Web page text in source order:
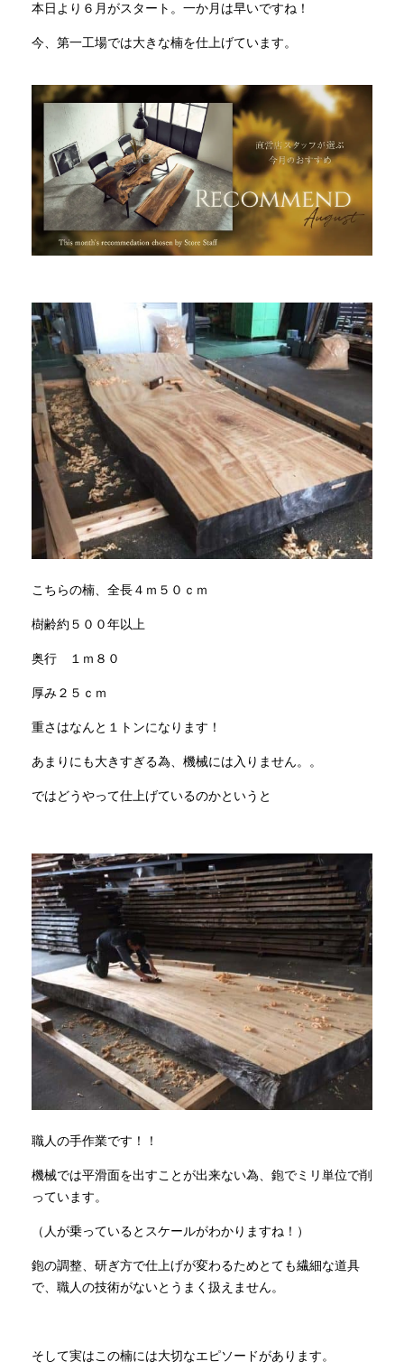
全商品一覧
新入荷情報
納品事例
INFORMATION
よくあるご質問
お問い合わせ
本日より６月がスタート。一か月は早いですね！
今、第一工場では大きな楠を仕上げています。
こちらの楠、全長４ｍ５０ｃｍ
樹齢約５００年以上
奥行 １ｍ８０
厚み２５ｃｍ
重さはなんと１トンになります！
あまりにも大きすぎる為、機械には入りません。。
ではどうやって仕上げているのかというと
職人の手作業です！！
機械では平滑面を出すことが出来ない為、鉋でミリ単位で削
っています。
（人が乗っているとスケールがわかりますね！）
鉋の調整、研ぎ方で仕上げが変わるためとても繊細な道具
で、職人の技術がないとうまく扱えません。
そして実はこの楠には大切なエピソードがあります。